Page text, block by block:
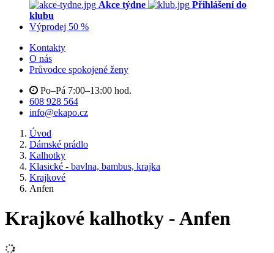
Akce týdne
Přihlášení do
klubu
Výprodej 50 %
Kontakty
O nás
Průvodce spokojené ženy
Po–Pá 7:00–13:00 hod.
608 928 564
info@ekapo.cz
Úvod
Dámské prádlo
Kalhotky
Klasické - bavlna, bambus, krajka
Krajkové
Anfen
Krajkové kalhotky - Anfen